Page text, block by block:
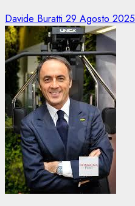
Davide Buratti 29 Agosto 2025